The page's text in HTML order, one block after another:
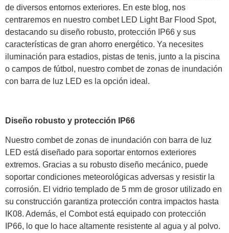
de diversos entornos exteriores. En este blog, nos
centraremos en nuestro combet LED Light Bar Flood Spot,
destacando su diseño robusto, protección IP66 y sus
características de gran ahorro energético. Ya necesites
iluminación para estadios, pistas de tenis, junto a la piscina
o campos de fútbol, nuestro combet de zonas de inundación
con barra de luz LED es la opción ideal.
Diseño robusto y protección IP66
Nuestro combet de zonas de inundación con barra de luz
LED está diseñado para soportar entornos exteriores
extremos. Gracias a su robusto diseño mecánico, puede
soportar condiciones meteorológicas adversas y resistir la
corrosión. El vidrio templado de 5 mm de grosor utilizado en
su construcción garantiza protección contra impactos hasta
IK08. Además, el Combot está equipado con protección
IP66, lo que lo hace altamente resistente al agua y al polvo.